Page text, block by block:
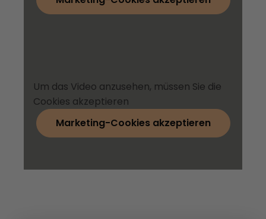
Um das Video anzusehen, müssen Sie die
Cookies akzeptieren
Marketing-Cookies akzeptieren